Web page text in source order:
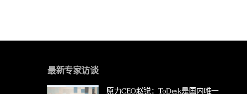
最新专家访谈
原力CEO赵锐：ToDesk是国内唯一